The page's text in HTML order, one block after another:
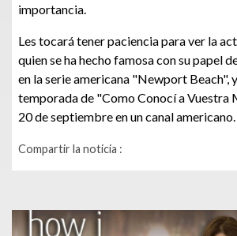
importancia.
Les tocará tener paciencia para ver la
quien se ha hecho famosa con su papel
en la serie americana "Newport Beach",
temporada de "Como Conocí a Vuestra
20 de septiembre en un canal americano.
Compartir la noticia :